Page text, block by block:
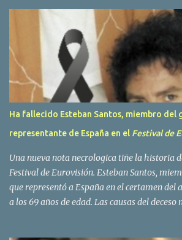
r
s
Ha fallecido Esteban Santos, miembro del
representante de España en el Festival de
Una nueva nota necrologica tiñe la historia
Festival de Eurovisión. Esteban Santos,
que representó a España en el certamen del
a los 69 años de edad. Las causas del deceso